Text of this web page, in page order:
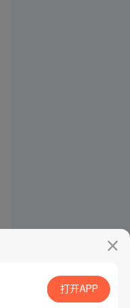
打开APP